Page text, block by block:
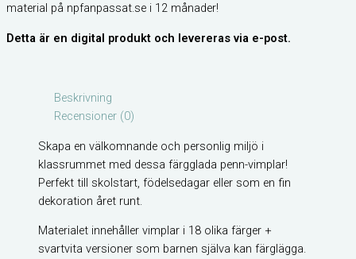
material på npfanpassat.se i 12 månader!
Detta är en digital produkt och levereras via e-post.
Beskrivning
Recensioner (0)
Skapa en välkomnande och personlig miljö i
klassrummet med dessa färgglada penn-vimplar!
Perfekt till skolstart, födelsedagar eller som en fin
dekoration året runt.
Materialet innehåller vimplar i 18 olika färger +
svartvita versioner som barnen själva kan färglägga.